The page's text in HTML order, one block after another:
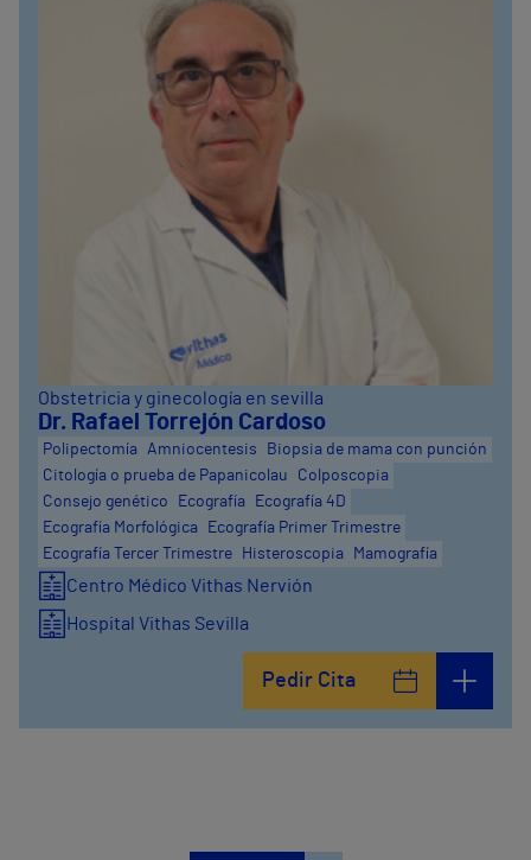
Obstetricia y ginecología en sevilla
Dr. Rafael Torrejón Cardoso
Polipectomía Amniocentesis
Biopsia de mama con punción
Citología o prueba de Papanicolau
Colposcopia
Consejo genético
Ecografía
Ecografía 4D
Ecografía Morfológica
Ecografía Primer Trimestre
Ecografía Tercer Trimestre
Histeroscopia Mamografía
Centro Médico Vithas Nervión
Hospital Vithas Sevilla
Pedir Cita